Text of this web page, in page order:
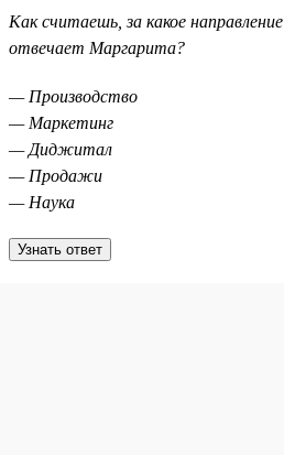
Как считаешь, за какое
отвечает Маргарита?
— Производство
— Маркетинг
— Диджитал
— Продажи
— Наука
Узнать ответ